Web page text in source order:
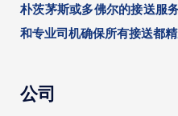
朴茨茅斯或多佛尔的接送服
和专业司机确保所有接送都精
公司